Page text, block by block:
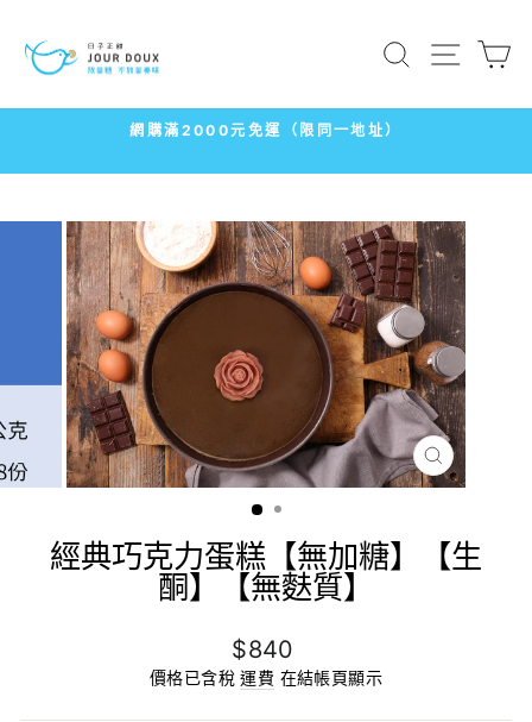
搜尋 網站
放
幻
燈
網購滿2000元免運（限同一地址）
關
閉
經典巧克力蛋糕【無加糖】【生
酮】【無麩質】
原
價
$840
價格已含稅運費 在結帳頁顯示